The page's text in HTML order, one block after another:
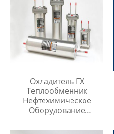
Охладитель ГХ
Теплообменник
Нефтехимическое
Оборудование